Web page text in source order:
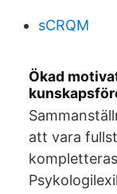
sCRQM
Ökad
att vara